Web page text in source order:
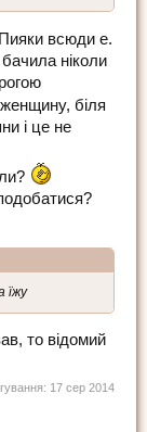
всюди е.
нiколи
бiля
i це не
їжу
то вiдомий
17 сер 2014